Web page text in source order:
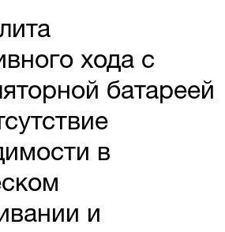
хода с
батареей
в
и